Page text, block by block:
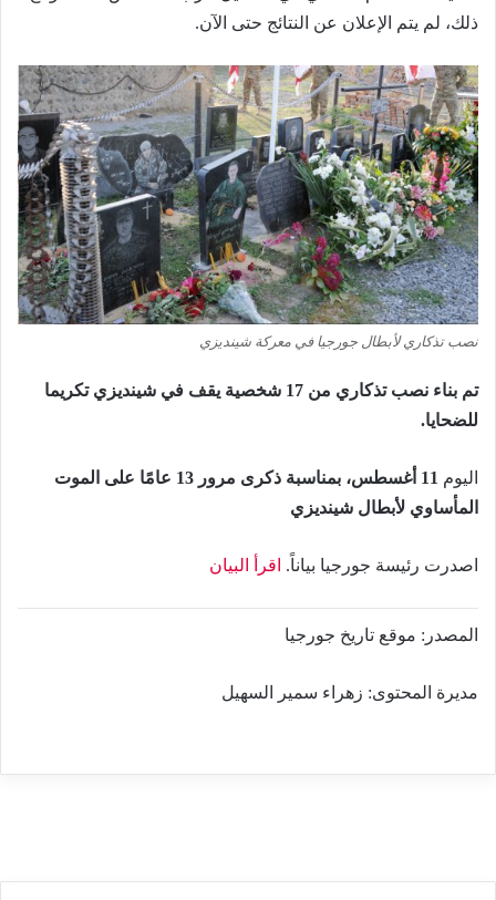
ذلك، لم يتم الإعلان عن النتائج حتى الآن.
نصب تذكاري لأبطال جورجيا في معركة شينديزي
تم بناء نصب تذكاري من 17 شخصية يقف في شينديزي تكريما
للضحايا.
اليوم
11 أغسطس، بمناسبة ذكرى مرور 13 عامًا على الموت
المأساوي لأبطال شينديزي
اصدرت رئيسة جورجيا بياناً. اقرأ البيان
المصدر: موقع تاريخ جورجيا
مديرة المحتوى: زهراء سمير السهيل